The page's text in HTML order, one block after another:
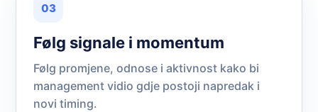
03
Følg signale i momentum
Følg promjene, odnose i aktivnost kako bi
management vidio gdje postoji napredak i
novi timing.